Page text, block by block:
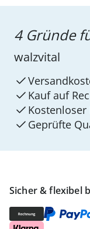
Sicher & flexibel
4 Gründe
walzvital
Kauf auf
Kostenloser
Geprüfte